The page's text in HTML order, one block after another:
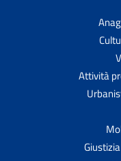
Attività